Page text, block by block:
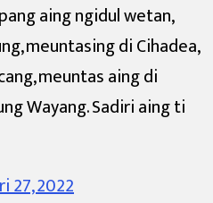
aing ngidul wetan,
meuntasing di Cihadea,
meuntas aing di
Wayang. Sadiri aing ti
27, 2022